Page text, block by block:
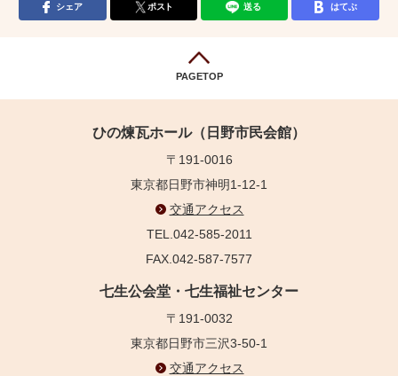
シェア ポスト 送る はてぶ
PAGETOP
ひの煉瓦ホール（日野市民会館）
〒191-0016
東京都日野市神明1-12-1
交通アクセス
TEL.042-585-2011
FAX.042-587-7577
七生公会堂・七生福祉センター
〒191-0032
東京都日野市三沢3-50-1
交通アクセス